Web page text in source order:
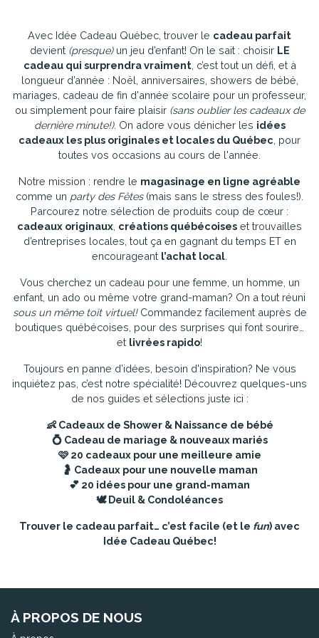
Avec Idée Cadeau Québec, trouver le cadeau parfait
devient (presque)un jeu d’enfant! On le sait : choisir LE
cadeau qui surprendra vraiment, c’est tout un défi, et à
longueur d’année : Noël, anniversaires, showers de bébé,
mariages, cadeau de fin d'année scolaire pour un professeur,
ou simplement pour faire plaisir (sans oublier les cadeaux de
dernière minute!). On adore vous dénicher les idées
cadeaux les plus originales et locales du Québec , pour
toutes vos occasions au cours de l'année.
Notre mission : rendre le magasinage en ligne agréable
comme un party des Fêtes(mais sans le stress des foules!).
Parcourez notre sélection de produits coup de cœur :
cadeaux originaux créations québécoises et trouvailles
d’entreprises locales, tout ça en gagnant du temps ET en
encourageant l’achat local
Vous cherchez un cadeau pour une femme, un homme, un
enfant, un ado ou même votre grand-maman? On a tout réuni
sous un même toit virtuel!Commandez facilement auprès de
boutiques québécoises, pour des surprises qui font sourire…
et livrées rapido!
Toujours en panne d’idées, besoin d'inspiration? Ne vous
inquiétez pas, c’est notre spécialité! Découvrez quelques-uns
de nos guides et sélections juste ici :
👶 Cadeaux de Shower & Naissance de bébé
💍 Cadeau de mariage & nouveaux mariés
🩷 20 cadeaux pour une meilleure amie
🤰 Cadeaux pour une nouvelle maman
💕 20 idées pour une grand-maman
🕊️Deuil & Condoléances
Trouver le cadeau parfait… c’est facile (et le fun) avec
Idée Cadeau Québec!
À PROPOS DE NOUS